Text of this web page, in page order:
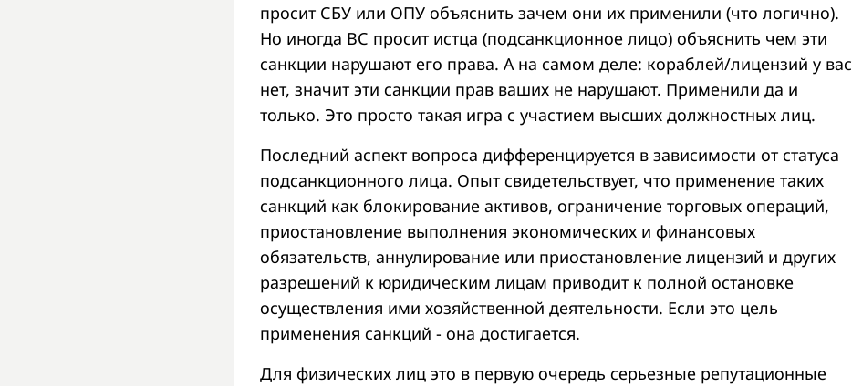
просит СБУ или ОПУ объяснить зачем они их применили (что логично).
Но иногда ВС просит истца (подсанкционное лицо) объяснить чем эти
санкции нарушают его права. А на самом деле: кораблей/лицензий у вас
нет, значит эти санкции прав ваших не нарушают. Применили да и
только. Это просто такая игра с участием высших должностных лиц.
Последний аспект вопроса дифференцируется в зависимости от статуса
подсанкционного лица. Опыт свидетельствует, что применение таких
санкций как блокирование активов, ограничение торговых операций,
приостановление выполнения экономических и финансовых
обязательств, аннулирование или приостановление лицензий и других
разрешений к юридическим лицам приводит к полной остановке
осуществления ими хозяйственной деятельности. Если это цель
применения санкций - она достигается.
Для физических лиц это в первую очередь серьезные репутационные